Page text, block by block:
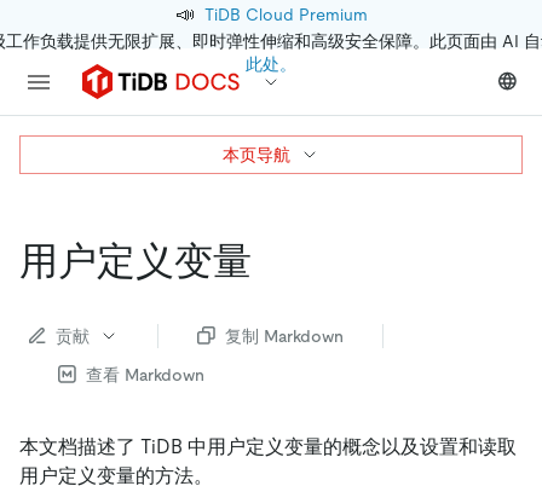
📣 TiDB Cloud Premium
作负载提供无限扩展、即时弹性伸缩和高级安全保障。此页面由 AI
此处。
用户定义变量
贡献
复制 Markdown
查看 Markdown
本文档描述了 TiDB 中用户定义变量的概念以及设置和读取
用户定义变量的方法。
本页导航